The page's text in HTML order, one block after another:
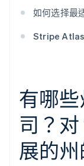
未来发展
居住要求
如何选择最
Stripe
有哪
司？对
展的